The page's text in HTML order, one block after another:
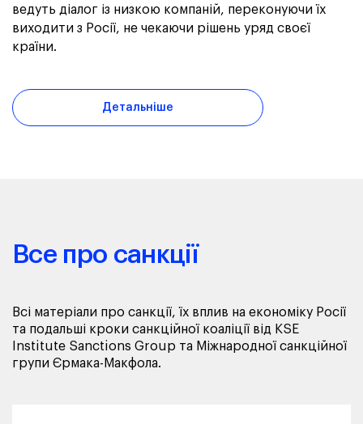
ведуть діалог із низкою компаній, переконуючи їх
виходити з Росії, не чекаючи рішень уряд своєї
країни.
Детальніше
Все про санкції
Всі матеріали про санкції, їх вплив на економіку Росії
та подальші кроки санкційної коаліції від KSE
Institute Sanctions Group та Міжнародної санкційної
групи Єрмака-Макфола.